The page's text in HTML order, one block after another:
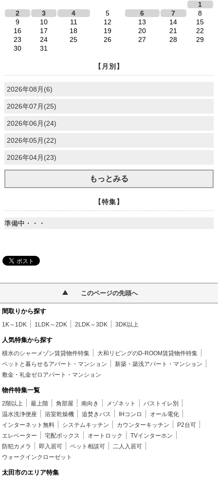
1
2
3 4 5 6 7
8
9
10 11 12 13 14
15
16
17 18 19 20 21
22
23
24 25 26 27 28
29
30
31
【月別】
2026年08月(6)
2026年07月(25)
2026年06月(24)
2026年05月(22)
2026年04月(23)
もっとみる
【特集】
準備中・・・
このページの先頭へ
間取りから探す
1K～1DK 1LDK～2DK 2LDK～3DK 3DK以上
人気特集から探す
積水のシャーメゾン賃貸物件特集
大和リビングのD-ROOM賃貸物件特集
ペットと暮らせるアパート・マンション
新築・築浅アパート・マンション
敷金・礼金ゼロアパート・マンション
物件特集一覧
2階以上 最上階 角部屋 南向き メゾネット
バストイレ別
温水洗浄便座
浴室乾燥機 追焚きバス IHコンロ
オール電化
インターネット無料
システムキッチン カウンターキッチン
P2台可
エレベーター
宅配ボックス オートロック
TVインターホン
防犯カメラ
即入居可 ペット相談可
二人入居可
ウォークインクローゼット
太田市のエリア特集